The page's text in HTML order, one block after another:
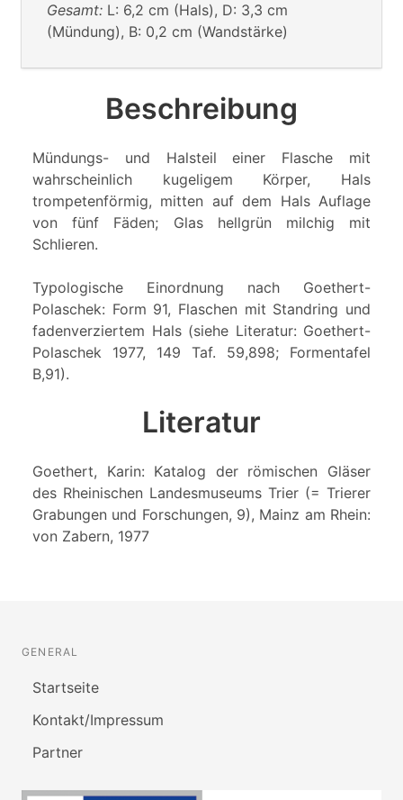
Gesamt: L: 6,2 cm (Hals), D: 3,3 cm
(Mündung), B: 0,2 cm (Wandstärke)
Beschreibung
Mündungs- und Halsteil einer Flasche mit
wahrscheinlich kugeligem Körper, Hals
trompetenförmig, mitten auf dem Hals Auflage
von fünf Fäden; Glas hellgrün milchig mit
Schlieren.
Typologische Einordnung nach Goethert-
Polaschek: Form 91, Flaschen mit Standring und
fadenverziertem Hals (siehe Literatur: Goethert-
Polaschek 1977, 149 Taf. 59,898; Formentafel
B,91).
Literatur
Goethert, Karin: Katalog der römischen Gläser
des Rheinischen Landesmuseums Trier (= Trierer
Grabungen und Forschungen, 9), Mainz am Rhein:
von Zabern, 1977
GENERAL
Startseite
Kontakt/Impressum
Partner